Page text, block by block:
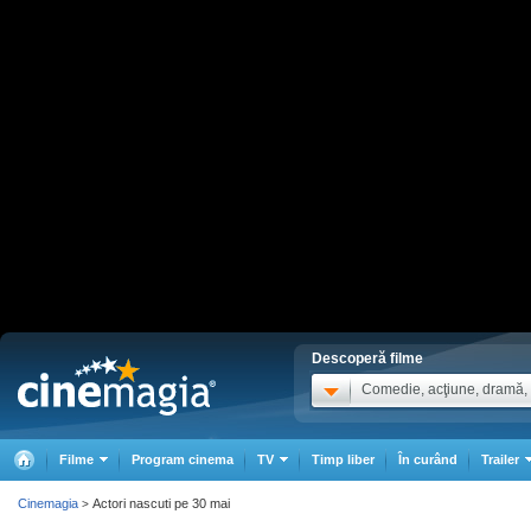
Descoperă filme
Comedie, acţiune, dramă,
Filme Program cinema TV Timp liber În curând Trailer
Cinemagia > Actori nascuti pe 30 mai